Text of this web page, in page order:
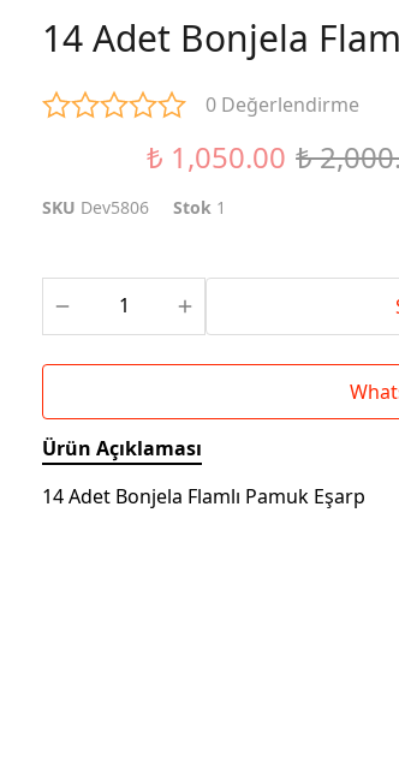
Cezaevi Boncuğu
14 Adet Bonjela
0 Değerlendirme
₺ 1,050.00 ₺
SKU Dev5806 Stok 1
Ürün Açıklaması
14 Adet Bonjela Flamlı Pamuk Eşarp